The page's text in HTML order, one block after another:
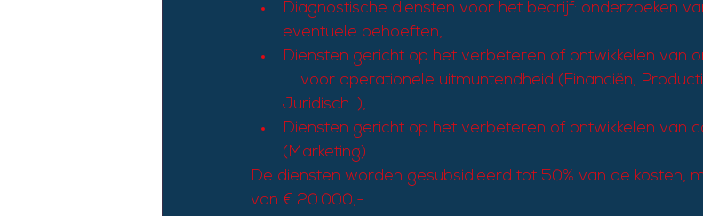
Diagnostische diensten voor het bedrijf: onderzoeken
eventuele behoeften,
Diensten gericht op het verbeteren of ontwikkelen van
voor operationele uitmuntendheid (Financiën, Productie,
Juridisch...),
Diensten gericht op het verbeteren of ontwikkelen
(Marketing).
De diensten worden gesubsidieerd tot 50% van de kosten,
van € 20.000,-.